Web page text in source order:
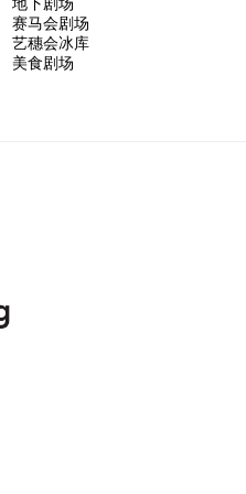
赛马会剧场
艺穗会冰库
美食剧场